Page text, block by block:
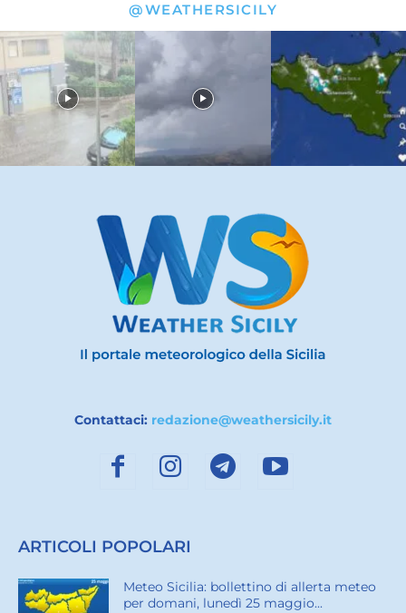
@WEATHERSICILY
Contattaci: redazione@weathersicily.it
ARTICOLI POPOLARI
Meteo Sicilia: bollettino di allerta meteo
per domani, lunedì 25 maggio...